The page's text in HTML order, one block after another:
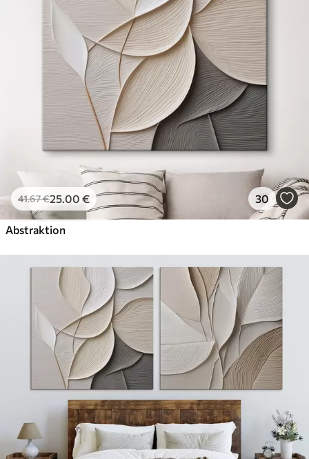
Leinwandähnliche Oberfläche
Umweltfreundlich
Künstliche Leinwand
29 €
Lebendige, satte Farben
Lichtecht
Sichere, geruchlose Tinten
Leinwandähnliche Oberfläche
Umweltfreundlich
Öko-Premium
Von36.00€
Sichere, geruchlose Tinten
Leinwandähnliche Oberfläche
Umweltfreundlich
41.67€25.00 € 30
Abstraktion